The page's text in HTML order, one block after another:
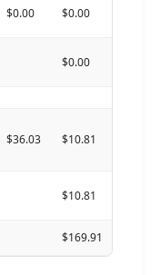
$0.00 $0.00
$0.00
$36.03 $10.81
$10.81
$169.91